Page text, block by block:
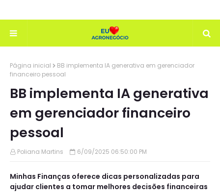
Página inicial
BB implementa IA generativa em gerenciador
financeiro pessoal
BB implementa IA generativa
em gerenciador financeiro
pessoal
Poliana Martins 6/09/2025 06:50:00 PM
Minhas Finanças oferece dicas personalizadas para
ajudar clientes a tomar melhores decisões financeiras